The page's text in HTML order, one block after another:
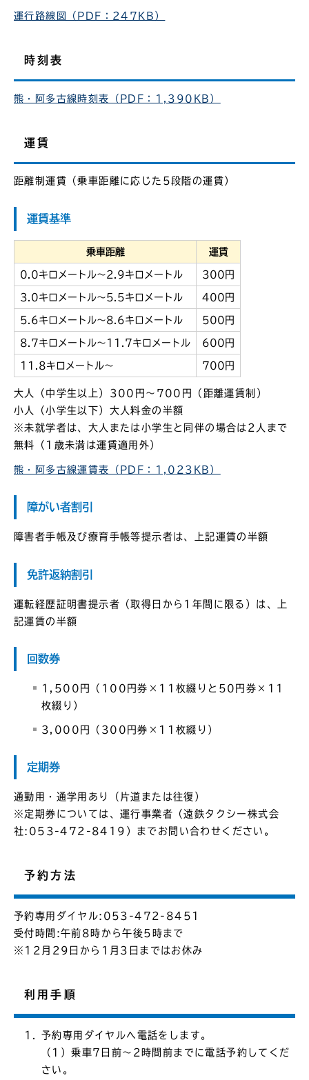
運行路線図（PDF：247KB）
時刻表
熊・阿多古線時刻表（PDF：1,390KB）
運賃
距離制運賃（乗車距離に応じた5段階の運賃）
運賃基準
乗車距離 運賃
0.0キロメートル～2.9キロメートル 300円
3.0キロメートル～5.5キロメートル 400円
5.6キロメートル～8.6キロメートル 500円
8.7キロメートル～11.7キロメートル 600円
11.8キロメートル～ 700円
大人（中学生以上）300円～700円（距離運賃制）
小人（小学生以下）大人料金の半額
※未就学者は、大人または小学生と同伴の場合は2人まで
無料（1歳未満は運賃適用外）
熊・阿多古線運賃表（PDF：1,023KB）
障がい者割引
障害者手帳及び療育手帳等提示者は、上記運賃の半額
免許返納割引
運転経歴証明書提示者（取得日から1年間に限る）は、上
記運賃の半額
回数券
1,500円（100円券×11枚綴りと50円券×11
枚綴り）
3,000円（300円券×11枚綴り）
定期券
通勤用・通学用あり（片道または往復）
※定期券については、運行事業者（遠鉄タクシー株式会
社:053-472-8419）までお問い合わせください。
予約方法
予約専用ダイヤル:053-472-8451
受付時間:午前8時から午後5時まで
※12月29日から1月3日まではお休み
利用手順
予約専用ダイヤルへ電話をします。
（1）乗車7日前～2時間前までに電話予約してくだ
さい。